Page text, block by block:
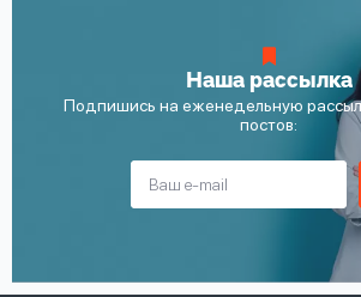
Наша рассылка
Подпишись на еженедельную
постов: